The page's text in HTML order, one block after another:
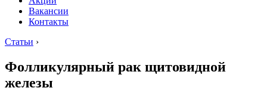
Вакансии
Контакты
Статьи ›
Фолликулярный рак щитовидной
железы